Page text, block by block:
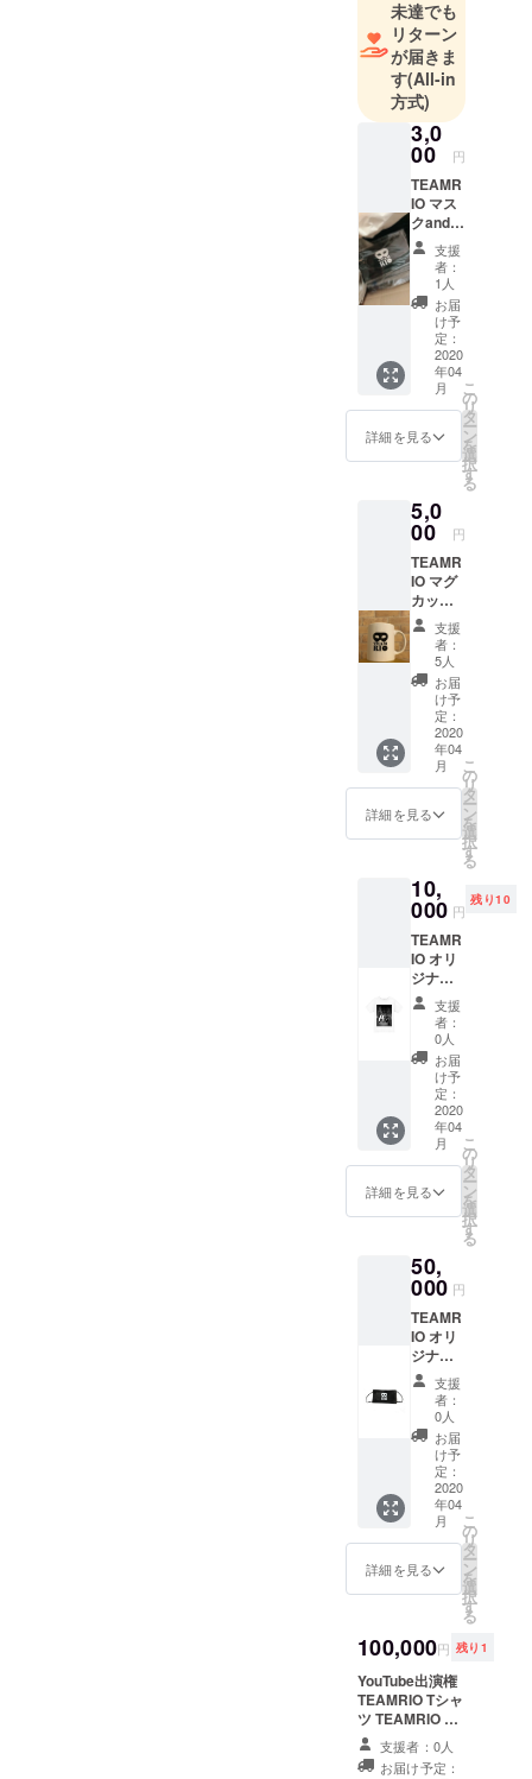
未達でも
リターン
が届きま
す(All-in
方式)
3,0
00 円
TEAMR
IO マス
クandお
礼の
メッ
セージ
支援
者：
1人
お届
け予
定：
2020
年04
月
詳細を見る
こ
の
リ
タ
ー
ン
を
選
択
す
る
5,0
00 円
TEAMR
IO マグ
カップ
andお礼
のメッ
セージ
支援
者：
5人
お届
け予
定：
2020
年04
月
詳細を見る
こ
の
リ
タ
ー
ン
を
選
択
す
る
10,
000 円
残り10
TEAMR
IO オリ
ジナルT
シャツ
andお礼
のメッ
セージ
Tシャツ
のサイ
ズ
S.M.L.X
Lよりお
選びい
ただけ
ます。
Tシャツ
ホワイ
トのみ
サイズ
感 150
㌢S 160
㌢M
170㌢L
180㌢
支援
者：
0人
お届
け予
定：
2020
年04
月
詳細を見る
こ
の
リ
タ
ー
ン
を
選
択
す
る
50,
000 円
TEAMR
IO オリ
ジナリT
シャツ
TEAMR
IO マス
ク
TEAMR
IO 額縁
付き写
シャツ
のサイ
ズ
S.M.L.X
Lよりお
ただけ
ます。
Tシャツ
の色
ホワイ
サイズ
感 150
支援
者：
0人
お届
け予
定：
2020
年04
月
詳細を見る
こ
の
リ
タ
ー
ン
を
選
択
す
る
100,000円 残り1
YouTube出演権
TEAMRIO Tシャ
ツ TEAMRIO マ
スク TEAMRIO
額縁付き写真
支援者：0人
お届け予定：